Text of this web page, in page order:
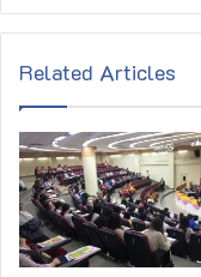
Related Articles